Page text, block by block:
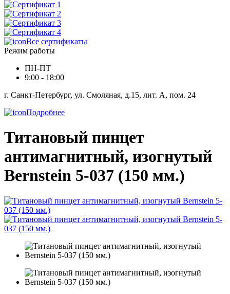
Все сертификаты
Режим работы
ПН-ПТ
9:00 - 18:00
г. Санкт-Петербург, ул. Смоляная, д.15, лит. А, пом. 24
Подробнее
Титановый пинцет
антимагнитный, изогнутый
Bernstein 5-037 (150 мм.)